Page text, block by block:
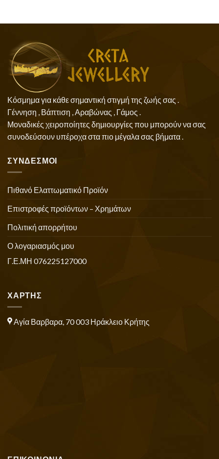
Κόσμημα για κάθε σημαντική στιγμή της ζωής σας .
Γέννηση , Βάπτιση , Αραβώνας , Γάμος .
Μοναδικές χειροποίητες δημιουργίες που μπορούν να σας
συνοδεύσουν υπέροχα στα πιο μέγαλα σας βήματα .
ΣΥΝΔΕΣΜΟΙ
Πιθανό Ελαττωματικό Προϊόν
Επιστροφές προϊόντων – Χρημάτων
Πολιτική απορρήτου
Ο λογαριασμός μου
Γ.Ε.ΜΗ 076225127000
ΧΑΡΤΗΣ
Αγία Βαρβαρα, 70 003 Ηράκλειο Κρήτης